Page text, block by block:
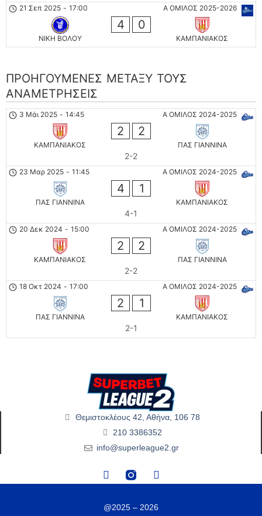
Α ΟΜΙΛΟΣ 2025-2026
21 Σεπ 2025 - 17:00
ΝΙΚΗ ΒΟΛΟΥ
4 0
ΚΑΜΠΑΝΙΑΚΟΣ
ΠΡΟΗΓΟΎΜΕΝΕΣ ΜΕΤΑΞΎ ΤΟΥΣ
ΑΝΑΜΕΤΡΉΣΕΙΣ
Α ΟΜΙΛΟΣ 2024-2025
3 Μάι 2025 - 14:45
ΚΑΜΠΑΝΙΑΚΟΣ
2 2
ΠΑΣ ΓΙΑΝΝΙΝΑ
2-2
Α ΟΜΙΛΟΣ 2024-2025
23 Μαρ 2025 - 11:45
ΠΑΣ ΓΙΑΝΝΙΝΑ
4 1
ΚΑΜΠΑΝΙΑΚΟΣ
4-1
Α ΟΜΙΛΟΣ 2024-2025
20 Δεκ 2024 - 15:00
ΚΑΜΠΑΝΙΑΚΟΣ
2 2
ΠΑΣ ΓΙΑΝΝΙΝΑ
2-2
Α ΟΜΙΛΟΣ 2024-2025
18 Οκτ 2024 - 17:00
ΠΑΣ ΓΙΑΝΝΙΝΑ
2 1
ΚΑΜΠΑΝΙΑΚΟΣ
2-1
Θεμιστοκλέους 42, Αθήνα, 106 78
210 3386352
info@superleague2.gr
@2025 – 2026